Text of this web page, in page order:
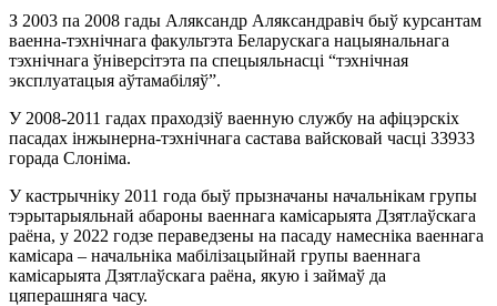
З 2003 па 2008 гады Аляксандр Аляксандравіч быў курсантам
ваенна-тэхнічнага факультэта Беларускага нацыянальнага
тэхнічнага ўніверсітэта па спецыяльнасці “тэхнічная
эксплуатацыя аўтамабіляў”.
У 2008-2011 гадах праходзіў ваенную службу на афіцэрскіх
пасадах інжынерна-тэхнічнага састава вайсковай часці 33933
горада Слоніма.
У кастрычніку 2011 года быў прызначаны начальнікам групы
тэрытарыяльнай абароны ваеннага камісарыята Дзятлаўскага
раёна, у 2022 годзе пераведзены на пасаду намесніка ваеннага
камісара – начальніка мабілізацыйнай групы ваеннага
камісарыята Дзятлаўскага раёна, якую і займаў да
цяперашняга часу.